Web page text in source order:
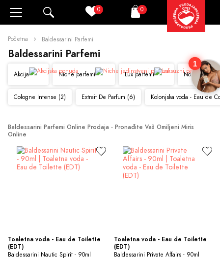
0 Korpa
0
Početna Baldessarini Parfemi
Baldessarini Parfemi
Akcija Niche parfemi Lux parfemi Novo
Cologne Intense (2) Extrait De Parfum (6) Kolonjska voda - Eau de
Baldessarini Parfemi Online Prodaja - Pronađite Vaš Omiljeni Miris
Online
Toaletna voda - Eau de Toilette
(EDT)
Baldessarini Nautic Spirit - 90ml
Toaletna voda - Eau de Toilette
(EDT)
Baldessarini Private Affairs - 90ml
1